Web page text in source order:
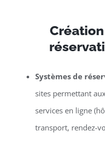
Systèmes de
sites permettant
services en ligne
transport, rendez-